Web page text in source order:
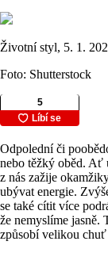
Životní styl, 5. 1.
Foto: Shutterstock
Odpolední či
nebo těžký oběd. Ať
z nás zažije
ubývat energie.
se také cítit více
že nemyslíme jasně.
způsobí velikou chuť